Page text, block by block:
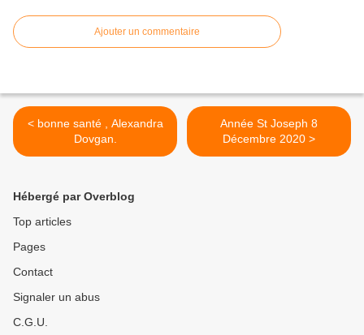
Ajouter un commentaire
< bonne santé , Alexandra
Dovgan.
Année St Joseph 8
Décembre 2020 >
Hébergé par Overblog
Top articles
Pages
Contact
Signaler un abus
C.G.U.